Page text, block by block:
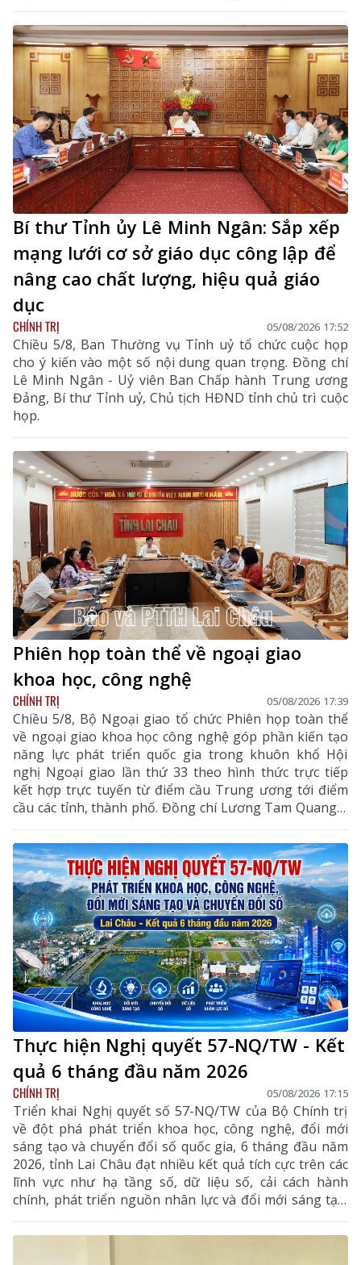
Bí thư Tỉnh ủy Lê Minh Ngân: Sắp xếp
mạng lưới cơ sở giáo dục công lập để
nâng cao chất lượng, hiệu quả giáo
dục
CHÍNH TRỊ 05/08/2026 17:52
Chiều 5/8, Ban Thường vụ Tỉnh uỷ tổ chức cuộc họp
cho ý kiến vào một số nội dung quan trọng. Đồng chí
Lê Minh Ngân - Uỷ viên Ban Chấp hành Trung ương
Đảng, Bí thư Tỉnh uỷ, Chủ tịch HĐND tỉnh chủ trì cuộc
họp.
Phiên họp toàn thể về ngoại giao
khoa học, công nghệ
CHÍNH TRỊ 05/08/2026 17:39
Chiều 5/8, Bộ Ngoại giao tổ chức Phiên họp toàn thể
về ngoại giao khoa học công nghệ góp phần kiến tạo
năng lực phát triển quốc gia trong khuôn khổ Hội
nghị Ngoại giao lần thứ 33 theo hình thức trực tiếp
kết hợp trực tuyến từ điểm cầu Trung ương tới điểm
cầu các tỉnh, thành phố. Đồng chí Lương Tam Quang –
Uỷ viên Bộ Chính trị, Bộ trưởng Bộ Công an, Phó
Trưởng ban Thường trực Ban Chỉ đạo Trung ương
thực hiện Nghị quyết số 57-NQ/TW của Bộ Chính trị
dự và chỉ đạo phiên họp. Dự phiên họp còn có đồng
chí Lê Hoài Trung - Ủy viên Bộ Chính trị, Bí thư Đảng
ủy, Bộ trưởng Bộ Ngoại giao; đại diện lãnh đạo các
ban, bộ, ngành Trung ương.
Thực hiện Nghị quyết 57-NQ/TW - Kết
quả 6 tháng đầu năm 2026
CHÍNH TRỊ 05/08/2026 17:15
Triển khai Nghị quyết số 57-NQ/TW của Bộ Chính trị
về đột phá phát triển khoa học, công nghệ, đổi mới
sáng tạo và chuyển đổi số quốc gia, 6 tháng đầu năm
2026, tỉnh Lai Châu đạt nhiều kết quả tích cực trên các
lĩnh vực như hạ tầng số, dữ liệu số, cải cách hành
chính, phát triển nguồn nhân lực và đổi mới sáng tạo.
Trong 6 tháng cuối năm, tỉnh tiếp tục tập trung thực
hiện các nhiệm vụ trọng tâm, tạo chuyển biến mạnh
mẽ trong phát triển khoa học, công nghệ, đổi mới